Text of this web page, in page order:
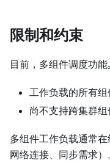
限制和约束
目前，多组件调度功能
工作负载的所有
尚不支持跨集群
多组件工作负载通常在
网络连接、同步需求